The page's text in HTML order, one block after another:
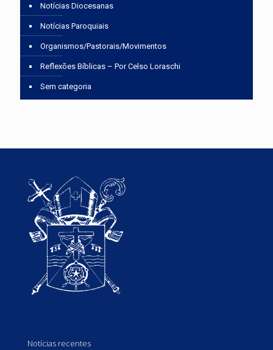
Notícias Diocesanas
Notícias Paroquiais
Organismos/Pastorais/Movimentos
Reflexões Bíblicas – Por Celso Loraschi
Sem categoria
Notícias recentes